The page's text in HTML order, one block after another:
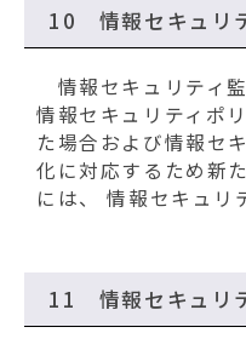
10 情報セキュリ
情報セキュリティ
情報セキュリティポ
た場合および情報セ
化に対応するため新
には、 情報セキュリ
11 情報セキュリ